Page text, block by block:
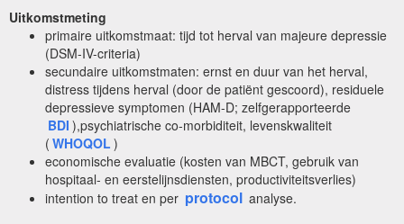
Uitkomstmeting
primaire uitkomstmaat: tijd tot herval van majeure depressie
(DSM-IV-criteria)
secundaire uitkomstmaten: ernst en duur van het herval,
distress tijdens herval (door de patiënt gescoord), residuele
depressieve symptomen (HAM-D; zelfgerapporteerde
BDI ),psychiatrische co-morbiditeit, levenskwaliteit
( WHOQOL )
economische evaluatie (kosten van MBCT, gebruik van
hospitaal- en eerstelijnsdiensten, productiviteitsverlies)
intention to treat en per protocol analyse.